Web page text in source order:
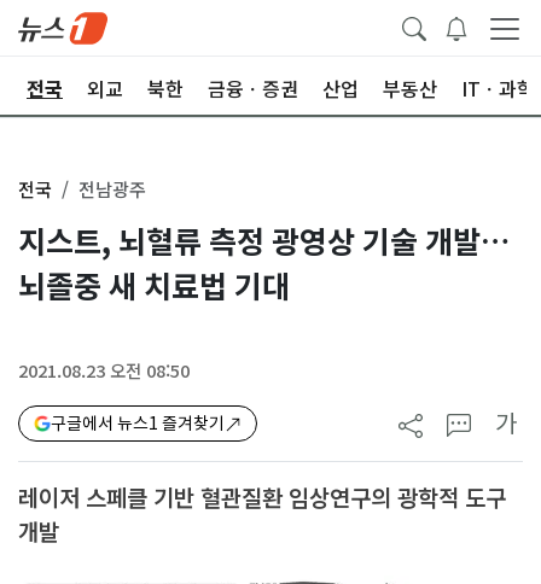
전국 외교 북한 금융ㆍ증권 산업 부동산 ITㆍ과학
전국 전남광주
지스트, 뇌혈류 측정 광영상 기술 개발…
뇌졸중 새 치료법 기대
2021.08.23 오전 08:50
구글에서 뉴스1 즐겨찾기 가
레이저 스페클 기반 혈관질환 임상연구의 광학적 도구
개발